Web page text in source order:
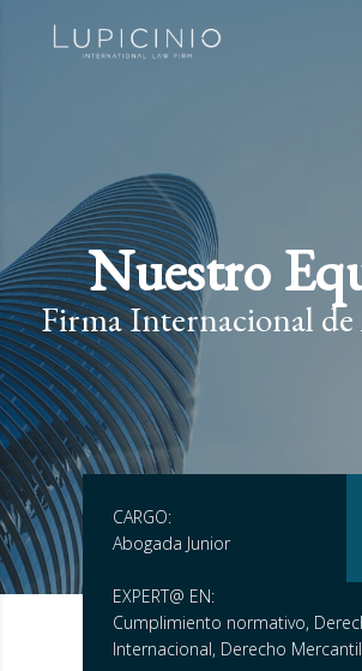
Nuestro
Firma Internacional de
CARGO:
Abogada Junior
EXPERT@ EN:
Cumplimiento normativo,
Internacional, Derecho Mercantil